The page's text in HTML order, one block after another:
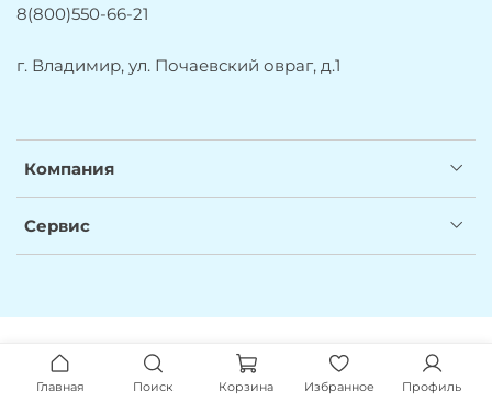
Компания
Сервис
8(800)550-66-21
г. Владимир, ул. Почаевский овраг, д.1
Главная Поиск Корзина Избранное Профиль